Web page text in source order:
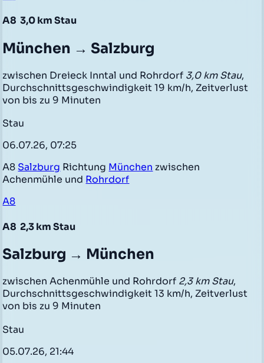
A8 3,0 km Stau
München → Salzburg
zwischen Dreieck Inntal und Rohrdorf 3,0 km Stau,
Durchschnittsgeschwindigkeit 19 km/h, Zeitverlust
von bis zu 9 Minuten
Stau
06.07.26, 07:25
A8 Salzburg Richtung München zwischen
Achenmühle und Rohrdorf
A8
A8 2,3 km Stau
Salzburg → München
zwischen Achenmühle und Rohrdorf 2,3 km Stau,
Durchschnittsgeschwindigkeit 13 km/h, Zeitverlust
von bis zu 9 Minuten
Stau
05.07.26, 21:44